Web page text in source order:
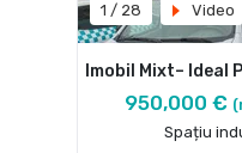
1 / 28 Video
Imobil Mixt– Ideal
950,000 €
Spațiu